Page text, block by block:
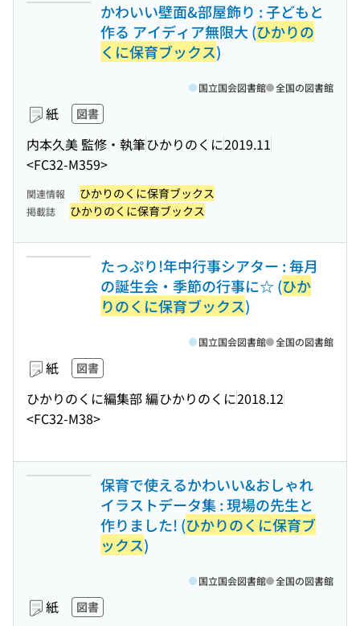
かわいい壁面&部屋飾り : 子どもと
作る アイディア無限大 (ひかりの
くに保育ブックス)
紙 図書
内本久美 監修・執筆ひかりのくに2019.11
<FC32-M359>
国立国会図書館 全国の図書館
関連情報 ひかりのくに保育ブックス
掲載誌 ひかりのくに保育ブックス
たっぷり!年中行事シアター : 毎月
の誕生会・季節の行事に☆ (ひか
りのくに保育ブックス)
紙 図書
ひかりのくに編集部 編ひかりのくに2018.12
<FC32-M38>
国立国会図書館 全国の図書館
保育で使えるかわいい&おしゃれ
イラストデータ集 : 現場の先生と
作りました! (ひかりのくに保育ブ
ックス)
紙 図書
国立国会図書館 全国の図書館